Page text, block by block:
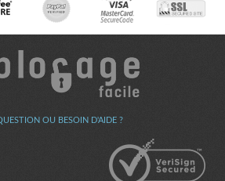
OU BESOIN D'AIDE ?